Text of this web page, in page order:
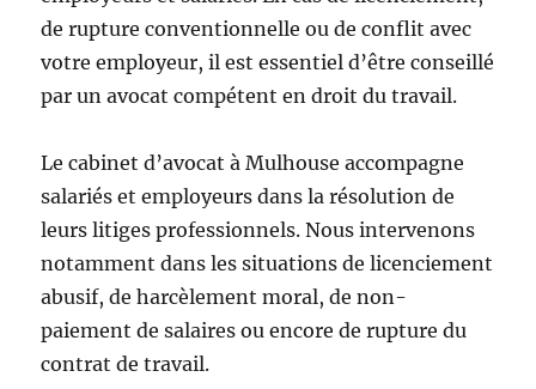
de rupture conventionnelle ou de conflit avec
votre employeur, il est essentiel d’être conseillé
par un avocat compétent en droit du travail.
Le cabinet d’avocat à Mulhouse accompagne
salariés et employeurs dans la résolution de
leurs litiges professionnels. Nous intervenons
notamment dans les situations de licenciement
abusif, de harcèlement moral, de non-
paiement de salaires ou encore de rupture du
contrat de travail.